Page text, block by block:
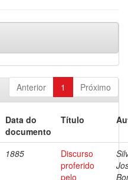
Anterior 1 Próximo
Data do
documento
Título
1885
Discurso
proferido
pelo